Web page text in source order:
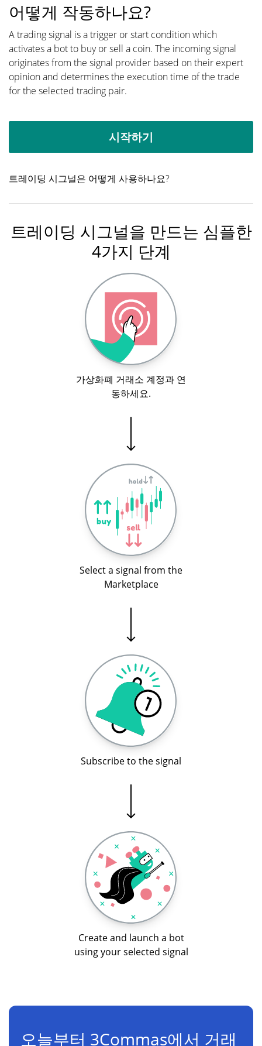
어떻게 작동하나요?
A trading signal is a trigger or start condition which
activates a bot to buy or sell a coin. The incoming signal
originates from the signal provider based on their expert
opinion and determines the execution time of the trade
for the selected trading pair.
시작하기
트레이딩 시그널은 어떻게 사용하나요?
트레이딩 시그널을 만드는 심플한
4가지 단계
가상화폐 거래소 계정과 연
동하세요.
Select a signal from the
Marketplace
Subscribe to the signal
Create and launch a bot
using your selected signal
오늘부터 3Commas에서 거래